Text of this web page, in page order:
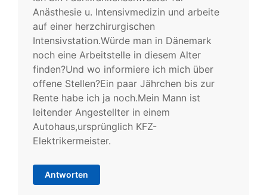
Anästhesie u. Intensivmedizin und arbeite
auf einer herzchirurgischen
Intensivstation.Würde man in Dänemark
noch eine Arbeitstelle in diesem Alter
finden?Und wo informiere ich mich über
offene Stellen?Ein paar Jährchen bis zur
Rente habe ich ja noch.Mein Mann ist
leitender Angestellter in einem
Autohaus,ursprünglich KFZ-
Elektrikermeister.
Antworten